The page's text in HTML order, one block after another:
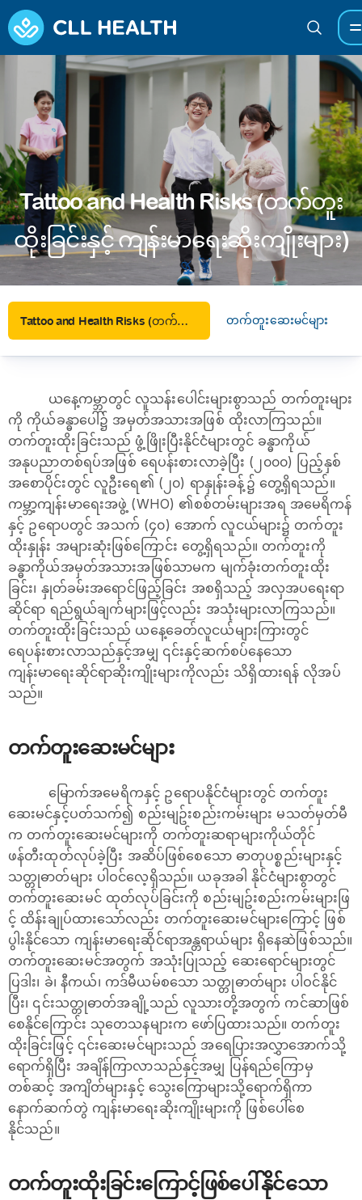
Tattoo and Health Risks (တက်တူး
ထိုးခြင်းနှင့် ကျန်းမာရေးဆိုးကျိုးများ)
Tattoo and Health Risks (တက်တူးထိုးခြင်းနှင့် ကျန်းမာရေးဆိုးကျိုးများ) တက်တူးဆေးမင်များ
ယနေ့ကမ္ဘာတွင် လူသန်းပေါင်းများစွာသည် တက်တူးများ
ကို ကိုယ်ခန္ဓာပေါ်၌ အမှတ်အသားအဖြစ် ထိုးလာကြသည်။
တက်တူးထိုးခြင်းသည် ဖွံ့ဖြိုးပြီးနိုင်ငံများတွင် ခန္ဓာကိုယ်
အနုပညာတစ်ရပ်အဖြစ် ရေပန်းစားလာခဲ့ပြီး (၂၀၀၀) ပြည့်နှစ်
အစောပိုင်းတွင် လူဦးရေ၏ (၂၀) ရာနှုန်းခန့်၌ တွေ့ရှိရသည်။
ကမ္ဘာ့ကျန်းမာရေးအဖွဲ့ (WHO) ၏စစ်တမ်းများအရ အမေရိကန်
နှင့် ဥရောပတွင် အသက် (၄၀) အောက် လူငယ်များ၌ တက်တူး
ထိုးနှုန်း အများဆုံးဖြစ်ကြောင်း တွေ့ရှိရသည်။ တက်တူးကို
ခန္ဓာကိုယ်အမှတ်အသားအဖြစ်သာမက မျက်ခုံးတက်တူးထိုး
ခြင်း၊ နှုတ်ခမ်းအရောင်ဖြည့်ခြင်း အစရှိသည့် အလှအပရေးရာ
ဆိုင်ရာ ရည်ရွယ်ချက်များဖြင့်လည်း အသုံးများလာကြသည်။
တက်တူးထိုးခြင်းသည် ယနေ့ခေတ်လူငယ်များကြားတွင်
ရေပန်းစားလာသည်နှင့်အမျှ ၎င်းနှင့်ဆက်စပ်နေသော
ကျန်းမာရေးဆိုင်ရာဆိုးကျိုးများကိုလည်း သိရှိထားရန် လိုအပ်
သည်။
တက်တူးဆေးမင်များ
မြောက်အမေရိကနှင့် ဥရောပနိုင်ငံများတွင် တက်တူး
ဆေးမင်နှင့်ပတ်သက်၍ စည်းမျဥ်းစည်းကမ်းများ မသတ်မှတ်မီ
က တက်တူးဆေးမင်များကို တက်တူးဆရာများကိုယ်တိုင်
ဖန်တီးထုတ်လုပ်ခဲ့ပြီး အဆိပ်ဖြစ်စေသော ဓာတုပစ္စည်းများနှင့်
သတ္တုဓာတ်များ ပါဝင်လေ့ရှိသည်။ ယခုအခါ နိုင်ငံများစွာတွင်
တက်တူးဆေးမင် ထုတ်လုပ်ခြင်းကို စည်းမျဥ်းစည်းကမ်းများဖြ
င့် ထိန်းချုပ်ထားသော်လည်း တက်တူးဆေးမင်များကြောင့် ဖြစ်
ပွါးနိုင်သော ကျန်းမာရေးဆိုင်ရာအန္တရာယ်များ ရှိနေဆဲဖြစ်သည်။
တက်တူးဆေးမင်အတွက် အသုံးပြုသည့် ဆေးရောင်များတွင်
ပြဒါး၊ ခဲ၊ နီကယ်၊ ကဒ်မီယမ်စသော သတ္တုဓာတ်များ ပါဝင်နိုင်
ပြီး၊ ၎င်းသတ္တုဓာတ်အချို့သည် လူသားတို့အတွက် ကင်ဆာဖြစ်
စေနိုင်ကြောင်း သုတေသနများက ဖော်ပြထားသည်။ တက်တူး
ထိုးခြင်းဖြင့် ၎င်းဆေးမင်များသည် အရေပြားအလွှာအောက်သို့
ရောက်ရှိပြီး အချိန်ကြာလာသည်နှင့်အမျှ ပြန်ရည်ကြောမှ
တစ်ဆင့် အကျိတ်များနှင့် သွေးကြောများသို့ရောက်ရှိကာ
နောက်ဆက်တွဲ ကျန်းမာရေးဆိုးကျိုးများကို ဖြစ်ပေါ်စေ
နိုင်သည်။
တက်တူးထိုးခြင်းကြောင့်ဖြစ်ပေါ်နိုင်သော